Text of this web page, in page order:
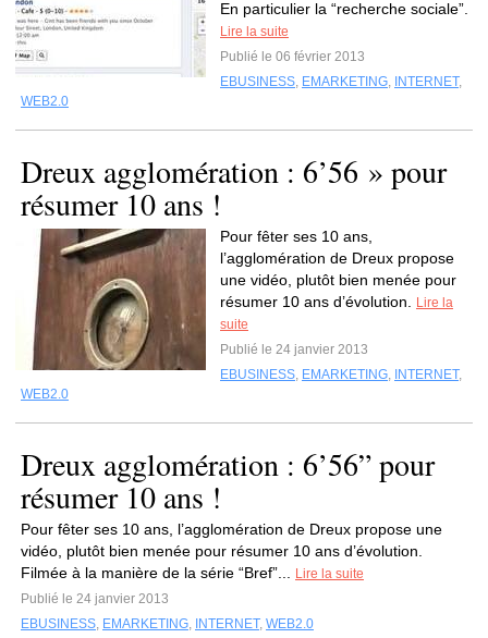
En particulier la “recherche sociale”.
Lire la suite
Publié le 06 février 2013
EBUSINESS, EMARKETING, INTERNET,
WEB2.0
Dreux agglomération : 6’56 » pour
résumer 10 ans !
Pour fêter ses 10 ans,
l’agglomération de Dreux propose
une vidéo, plutôt bien menée pour
résumer 10 ans d’évolution.
Lire la
suite
Publié le 24 janvier 2013
EBUSINESS, EMARKETING, INTERNET,
WEB2.0
Dreux agglomération : 6’56” pour
résumer 10 ans !
Pour fêter ses 10 ans, l’agglomération de Dreux propose une
vidéo, plutôt bien menée pour résumer 10 ans d’évolution.
Filmée à la manière de la série “Bref”...
Lire la suite
Publié le 24 janvier 2013
EBUSINESS, EMARKETING, INTERNET, WEB2.0